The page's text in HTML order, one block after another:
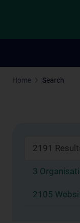
Home Search
2191
3
2105